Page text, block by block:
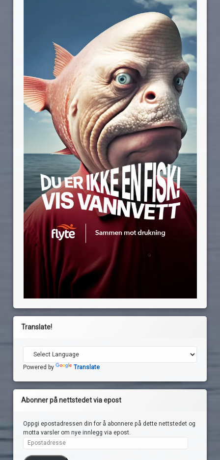
Translate!
Powered by Translate
Abonner på nettstedet via epost
Oppgi epostadressen din for å abonnere på dette nettstedet og
motta varsler om nye innlegg via epost.
Epostadresse